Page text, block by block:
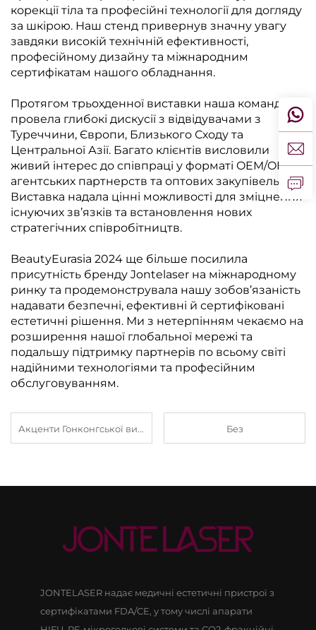
корекції тіла та професійні технології для догляду
за шкірою. Наш стенд привернув значну увагу
завдяки високій технічній ефективності,
професійному дизайну та міжнародним
сертифікатам нашого обладнання.
Протягом трьохденної виставки наша команда
провела глибокі дискусії з відвідувачами з
Туреччини, Європи, Близького Сходу та
Центральної Азії. Багато клієнтів висловили
живий інтерес до співпраці у форматі OEM/ODM,
агентських партнерств та оптових закупівель.
Виставка надала цінні можливості для зміцнення
існуючих зв’язків та встановлення нових
стратегічних співробітництв.
BeautyEurasia 2024 ще більше посилила
присутність бренду Jontelaser на міжнародному
ринку та продемонструвала нашу зобов’язаність
надавати безпечні, ефективні й сертифіковані
естетичні рішення. Ми з нетерпінням чекаємо на
розширення нашої глобальної мережі та
подальшу підтримку партнерів по всьому світі
надійними технологіями та професійним
обслуговуванням.
Акценти Гонконгської виставки: довірена технологія з повним набором медичних сертифікатів Без
JONTELASER надає медичні естетичні пристрої з
сертифікатами FDA/CE, у тому числі апарати